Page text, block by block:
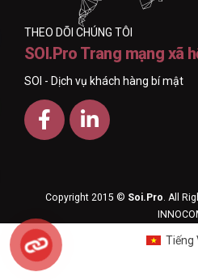
THEO DÕI CHÚNG TÔI
SOI.Pro Trang mạng xã
SOI - Dịch vụ khách hàng bí mật
Copyright 2015 © Soi.Pro. All
Tiếng